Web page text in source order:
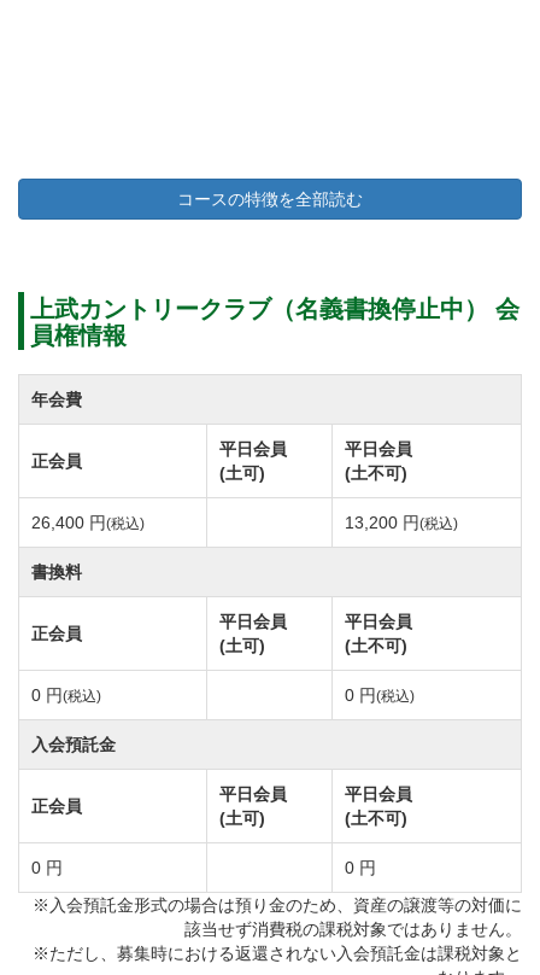
コースの特徴を全部読む
上武カントリークラブ（名義書換停止中） 会
員権情報
年会費
正会員
平日会員
(土可)
平日会員
(土不可)
26,400 円(税込) 13,200 円(税込)
書換料
正会員
平日会員
(土可)
平日会員
(土不可)
0 円(税込) 0 円(税込)
入会預託金
正会員
平日会員
(土可)
平日会員
(土不可)
0 円
0 円
※入会預託金形式の場合は預り金のため、資産の譲渡等の対価に
該当せず消費税の課税対象ではありません。
※ただし、募集時における返還されない入会預託金は課税対象と